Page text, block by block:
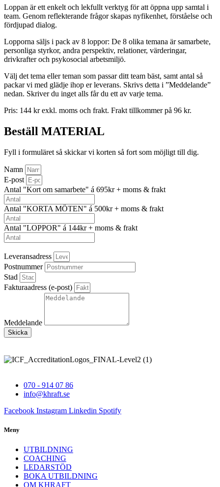
Loppan är ett enkelt och lekfullt verktyg för att öppna upp samtal i
team. Genom reflekterande frågor skapas nyfikenhet, förståelse och
fördjupad dialog.
Lopporna säljs i pack av 8 loppor: De 8 olika temana är samarbete,
personliga styrkor, andra perspektiv, relationer, värderingar,
drivkrafter och psykosocial arbetsmiljö.
Välj det tema eller teman som passar ditt team bäst, samt antal så
packar vi med glädje ihop er leverans. Skrivs detta i ”Meddelande”
nedan. Skriver du inget alls får du ett av varje tema.
Pris: 144 kr exkl. moms och frakt. Frakt tillkommer på 96 kr.
Beställ MATERIAL
Fyll i formuläret så skickar vi korten så fort som möjligt till dig.
Namn
E-post
Antal "Kort om samarbete" á 695kr + moms & frakt
Antal "KORTA MÖTEN" á 500kr + moms & frakt
Antal "LOPPOR" á 144kr + moms & frakt
Leveransadress
Postnummer
Stad
Fakturaadress (e-post)
Meddelande
Skicka
070 - 914 07 86
info@khraft.se
Facebook Instagram Linkedin Spotify
Meny
UTBILDNING
COACHING
LEDARSTÖD
BOKA UTBILDNING
OM KHRAFT